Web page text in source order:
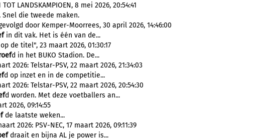
LANDSKAMPIOEN, 8 mei 2026, 20:54:41
Snel die tweede maken.
door Kemper-Moorrees, 30 april 2026, 14:46:00
in dit vak. Het is één van de...
de titel", 23 maart 2026, 01:30:17
d in het BUKO Stadion. De...
2026: Telstar-PSV, 22 maart 2026, 21:34:03
d op inzet en in de competitie...
2026: Telstar-PSV, 22 maart 2026, 20:54:30
d worden. Met deze voetballers an...
2026, 09:14:55
de laatste weken...
2026: PSV-NEC, 17 maart 2026, 09:11:39
draait en bijna AL je power is...